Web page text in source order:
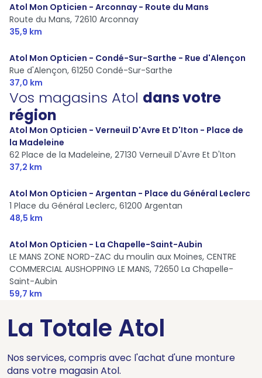
Atol Mon Opticien - Arconnay - Route du Mans
Route du Mans, 72610 Arconnay
35,9 km
Atol Mon Opticien - Condé-Sur-Sarthe - Rue d'Alençon
Rue d'Alençon, 61250 Condé-Sur-Sarthe
37,0 km
Vos magasins Atol dans votre
région
Atol Mon Opticien - Verneuil D'Avre Et D'Iton - Place de
la Madeleine
62 Place de la Madeleine, 27130 Verneuil D'Avre Et D'Iton
37,2 km
Atol Mon Opticien - Argentan - Place du Général Leclerc
1 Place du Général Leclerc, 61200 Argentan
48,5 km
Atol Mon Opticien - La Chapelle-Saint-Aubin
LE MANS ZONE NORD-ZAC du moulin aux Moines, CENTRE
COMMERCIAL AUSHOPPING LE MANS, 72650 La Chapelle-
Saint-Aubin
59,7 km
La Totale Atol
Nos services, compris avec l'achat d'une monture
dans votre magasin Atol.